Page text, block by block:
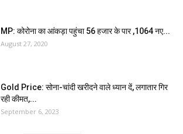
MP: कोरोना का आंकड़ा पहुंचा 56 हजार के पार ,1064 नए...
August 27, 2020
Gold Price: सोना-चांदी खरीदने वाले ध्यान दें, लगातार गिर
रही कीमत,...
September 6, 2023